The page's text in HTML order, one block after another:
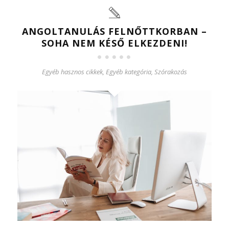
ANGOLTANULÁS FELNŐTTKORBAN –
SOHA NEM KÉSŐ ELKEZDENI!
Egyéb hasznos cikkek, Egyéb kategória, Szórakozás